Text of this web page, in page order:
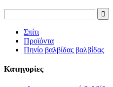
Σπίτι
Προϊόντα
Πηνίο βαλβίδας βαλβίδας
Κατηγορίες